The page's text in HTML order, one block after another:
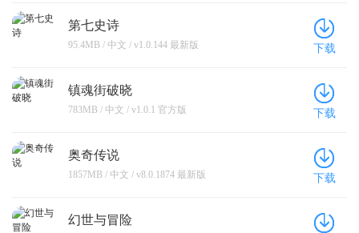
第七史诗
95.4MB / 中文 / v1.0.144 最新版 下载
镇魂街破晓
783MB / 中文 / v1.0.1 官方版 下载
奥奇传说
1857MB / 中文 / v8.0.1874 最新版 下载
幻世与冒险